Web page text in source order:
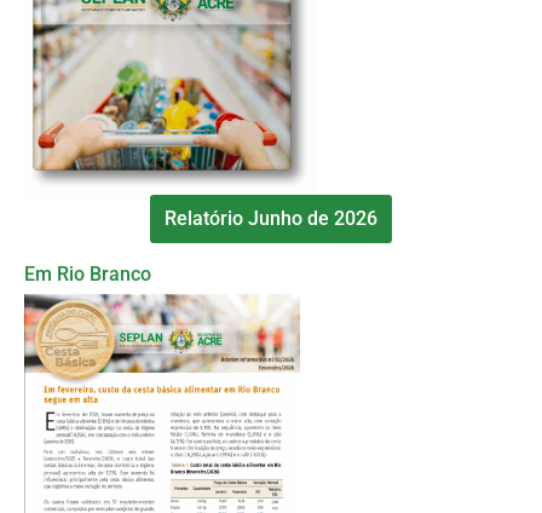
Relatório Junho de 2026
Em Rio Branco